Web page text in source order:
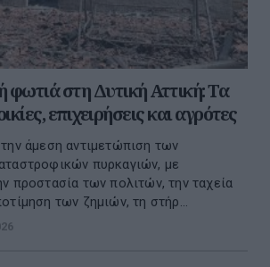
φωτιά στη Δυτική Αττική: Τα
επιχειρήσεις και αγρότες
άμεση αντιμετώπιση των
πυρκαγιών, με
προστασία των πολιτών, την ταχεία
των ζημιών, τη στήρ...